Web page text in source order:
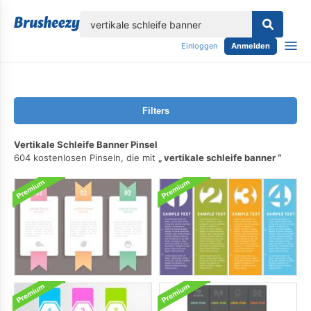
Einloggen Anmelden
Filters
Vertikale Schleife Banner Pinsel
604 kostenlosen Pinseln, die mit
vertikale schleife banner